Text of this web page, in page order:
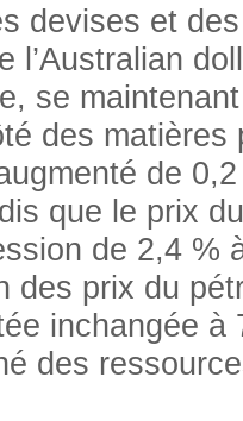
devises et
l’Australian
se
des matières
de
que le prix
de 2,4 %
des prix du
inchangée à
des